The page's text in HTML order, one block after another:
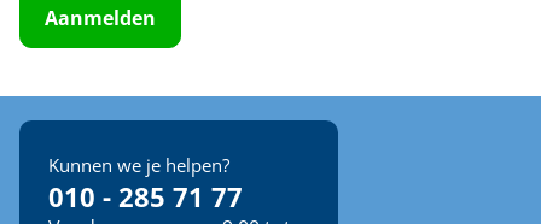
Aanmelden
Kunnen we je helpen?
010 - 285 71 77